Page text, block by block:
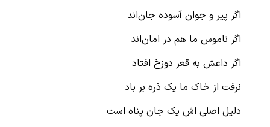
اگر پیر و جوان آسوده جان‌اند
اگر ناموس ما هم در امان‌اند
اگر داعش به قعر دوزخ افتاد
نرفت از خاک ما یک ذره بر باد
دلیل اصلی اش یک جان پناه است